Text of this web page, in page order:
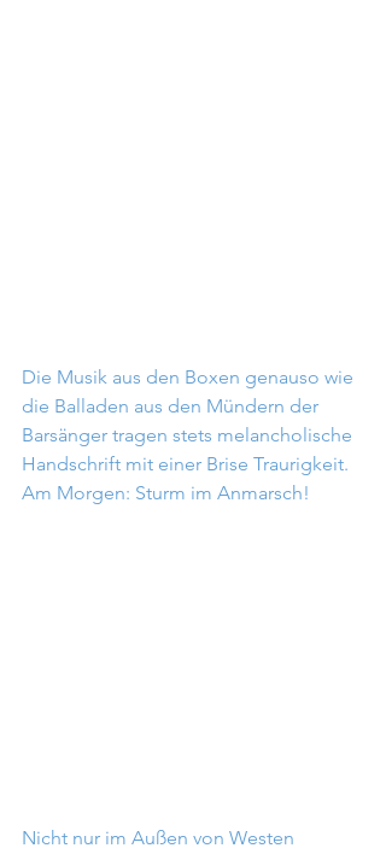
Die Musik aus den Boxen genauso wie
die Balladen aus den Mündern der
Barsänger tragen stets melancholische
Handschrift mit einer Brise Traurigkeit.
Am Morgen: Sturm im Anmarsch!
Nicht nur im Außen von Westen